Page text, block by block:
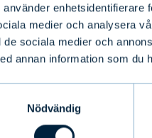
använder enhetsidentifierare
medier och analysera
de sociala medier och
annan information som du
Nödvändig